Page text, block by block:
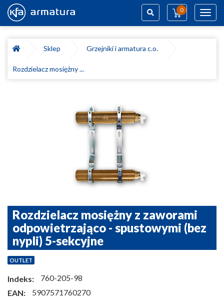
0
Sklep
Grzejniki i armatura c.o.
Rozdzielacz mosiężny ...
Rozdzielacz mosiężny z zaworami
odpowietrzająco - spustowymi (bez
nypli) 5-sekcyjne
OUTLET
Indeks:
760-205-98
EAN:
5907571760270